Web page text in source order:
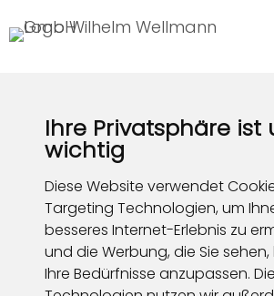
Ihre Privatsphäre ist
wichtig
Diese Website verwendet
Targeting Technologien, um
besseres Internet-Erlebnis zu
und die Werbung, die Sie
Ihre Bedürfnisse anzupassen.